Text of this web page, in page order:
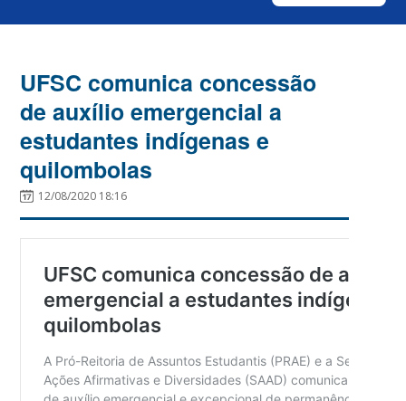
UFSC comunica concessão
de auxílio emergencial a
estudantes indígenas e
quilombolas
12/08/2020 18:16